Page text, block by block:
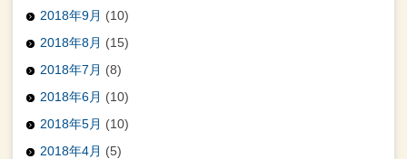
2018年9月 (10)
2018年8月 (15)
2018年7月 (8)
2018年6月 (10)
2018年5月 (10)
2018年4月 (5)